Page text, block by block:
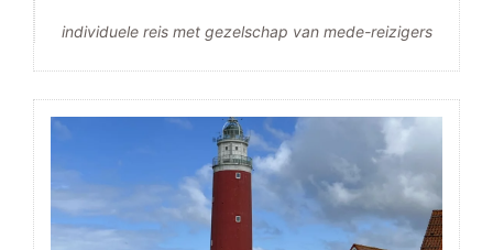
individuele reis met gezelschap van mede-reizigers